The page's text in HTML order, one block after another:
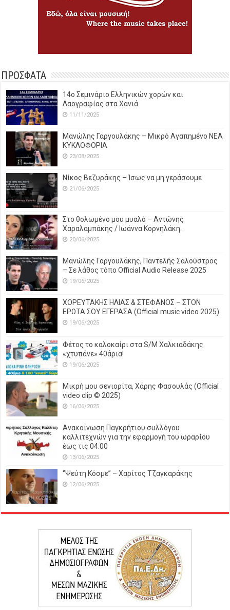
ΠΡΟΣΦΑΤΑ
14o Σεμινάριο Ελληνικών χορών και
Λαογραφίας στα Χανιά
11/11/2025
Μανώλης Γαργουλάκης – Μικρό Αγαπημένο NEΑ
ΚΥΚΛΟΦΟΡΙΑ
23/08/2025
Νίκος Βεζυράκης – Ίσως να μη γεράσουμε
21/06/2025
Στο θολωμένο μου μυαλό – Αντώνης
Χαραλαμπάκης / Ιωάννα Κορνηλάκη.
20/06/2025
Μανώλης Γαργουλάκης, Παντελής Σαλούστρος
– Σε λάθος τόπο Official Audio Release 2025
19/06/2025
ΧΟΡΕΥΤΑΚΗΣ ΗΛΙΑΣ & ΣΤΕΦΑΝΟΣ – ΣΤΟΝ
ΕΡΩΤΑ ΣΟΥ ΕΓΕΡΑΣΑ (Official music video 2025)
19/06/2025
Φέτος το καλοκαίρι στα S/M Χαλκιαδάκης
«χτυπάνε» 40άρια!
19/06/2025
Μικρή μου σενιορίτα, Χάρης Φασουλάς (Official
video clip © 2025)
16/06/2025
Ανακοίνωση Παγκρήτιου συλλόγου
καλλιτεχνών για την εφαρμογή του ωραρίου
έως τις 04:00
13/06/2025
‘’Ψεύτη Κόσμε’’ – Χαρίτος Τζαγκαράκης
12/06/2025